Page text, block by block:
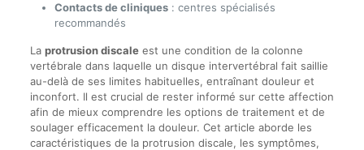
Contacts de cliniques: centres spécialisés
recommandés
La protrusion discaleest une condition de la colonne
vertébrale dans laquelle un disque intervertébral fait saillie
au-delà de ses limites habituelles, entraînant douleur et
inconfort. Il est crucial de rester informé sur cette affection
afin de mieux comprendre les options de traitement et de
soulager efficacement la douleur. Cet article aborde les
caractéristiques de la protrusion discale, les symptômes,